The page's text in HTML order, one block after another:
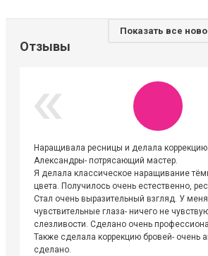
Показать все
Отзывы
Наращивала ресницы и делала коррекцию
Александры- потрясающий мастер.
Я делала классическое наращивание
цвета. Получилось очень естественно,
Стал очень выразительный взгляд. У
чувствительные глаза- ничего не
слезливости. Сделано очень
Также сделала коррекцию бровей- очень
сделано.